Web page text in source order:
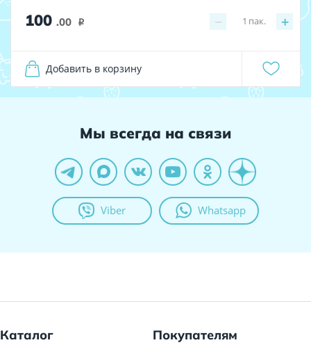
100 .00 i − +
1 пак.
Добавить в корзину
Мы всегда на связи
Viber Whatsapp
Каталог Покупателям